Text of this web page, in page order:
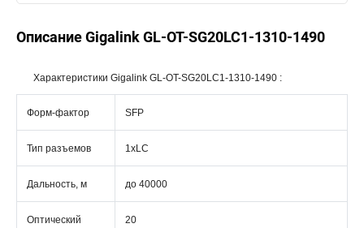
Описание Gigalink GL-OT-SG20LC1-1310-1490
Характеристики Gigalink GL-OT-SG20LC1-1310-1490 :
Форм-фактор SFP
Тип разъемов 1xLC
Дальность, м до 40000
Оптический
20